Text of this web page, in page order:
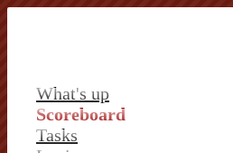
What's up
Scoreboard
Tasks